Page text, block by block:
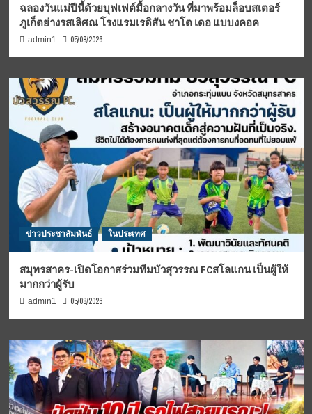
ฉลองวันแม่ปีนี้ด้วยบุฟเฟต์มื้อกลางวัน ที่มาพร้อมล็อบสเตอร์
ภูเก็ตย่างรสเลิศณ โรงแรมเรดิสัน ชาโต เดอ แบบงคอค
admin1 05/08/2026
ข่าวประชาสัมพันธ์ ในประเทศ
สมุทรสาคร-เปิดโอกาสร่วมทีมบัวสุวรรณ FCสโลแกน เป็นผู้ให้
มากกว่าผู้รับ
admin1 05/08/2026